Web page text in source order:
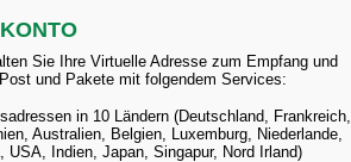
Sie Ihre Virtuelle Adresse zum Empfang und
und Pakete mit folgendem Services:
in 10 Ländern (Deutschland, Frankreich,
Australien, Belgien, Luxemburg, Niederlande,
USA, Indien, Japan, Singapur, Nord Irland)